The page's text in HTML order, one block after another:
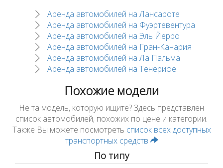
Аренда автомобилей на Лансароте
Аренда автомобилей на Фуэртевентура
Аренда автомобилей на Эль Йерро
Аренда автомобилей на Гран-Канария
Аренда автомобилей на Ла Пальма
Аренда автомобилей на Тенерифе
Похожие модели
Не та модель, которую ищите? Здесь представлен
список автомобилей, похожих по цене и категории.
Также Вы можете посмотреть список всех доступных
транспортных средств
По типу